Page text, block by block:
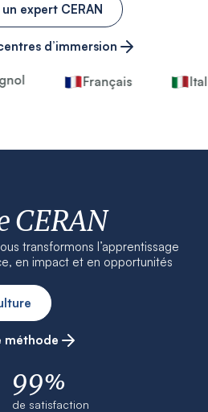
expert CERAN
d’immersion
Français
CERAN
transformons l’apprentissage
en impact et en opportunités
méthode
99%
de satisfaction